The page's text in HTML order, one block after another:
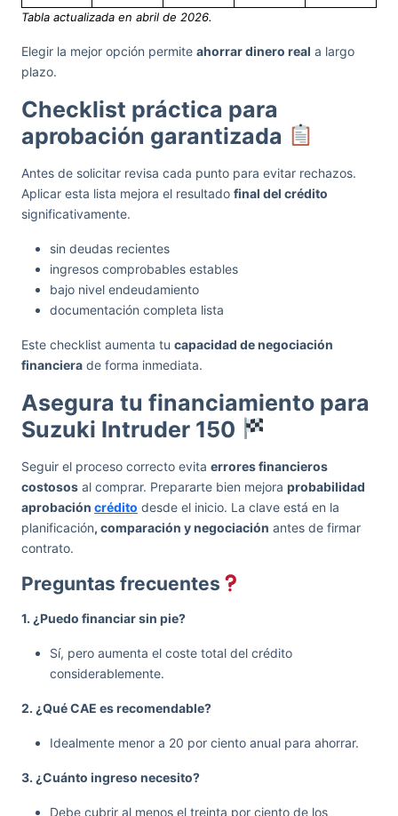
Tabla actualizada en abril de 2026.
Elegir la mejor opción permite ahorrar dinero real a largo
plazo.
Checklist práctica para
aprobación garantizada
Antes de solicitar revisa cada punto para evitar rechazos.
Aplicar esta lista mejora el resultado final del crédito
significativamente.
sin deudas recientes
ingresos comprobables estables
bajo nivel endeudamiento
documentación completa lista
Este checklist aumenta tu capacidad de negociación
financiera de forma inmediata.
Asegura tu financiamiento para
Suzuki Intruder 150
Seguir el proceso correcto evita errores financieros
costosos al comprar. Prepararte bien mejora probabilidad
aprobación crédito desde el inicio. La clave está en la
planificación, comparación y negociación antes de firmar
contrato.
Preguntas frecuentes
1. ¿Puedo financiar sin pie?
Sí, pero aumenta el coste total del crédito
considerablemente.
2. ¿Qué CAE es recomendable?
Idealmente menor a 20 por ciento anual para ahorrar.
3. ¿Cuánto ingreso necesito?
Debe cubrir al menos el treinta por ciento de los